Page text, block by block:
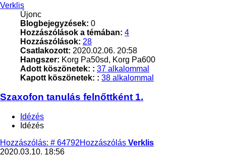
Verklis
Újonc
Blogbejegyzések: 0
Hozzászólások a témában: 4
Hozzászólások: 28
Csatlakozott: 2020.02.06. 20:58
Hangszer: Korg Pa50sd, Korg Pa600
Adott köszönetek: : 37 alkalommal
Kapott köszönetek: : 38 alkalommal
Szaxofon tanulás felnőttként 1.
Idézés
Idézés
Hozzászólás: # 64792Hozzászólás Verklis
2020.03.10. 18:56